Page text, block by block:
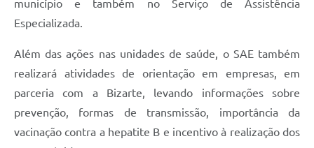
município e também no Serviço de Assistência
Especializada.
Além das ações nas unidades de saúde, o SAE também
realizará atividades de orientação em empresas, em
parceria com a Bizarte, levando informações sobre
prevenção, formas de transmissão, importância da
vacinação contra a hepatite B e incentivo à realização dos